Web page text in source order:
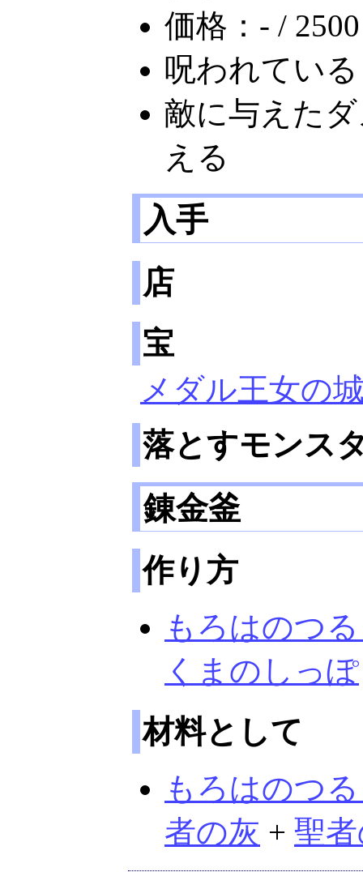
価格：- / 2500
呪われている
敵に与えた
える
入手
店
宝
メダル王女の
落とすモンス
錬金釜
作り方
もろはのつ
くまのしっぽ
材料として
もろはのつ
者の灰 + 聖